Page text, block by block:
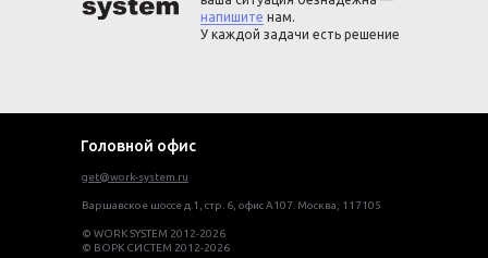
напишите нам.
У каждой задачи есть решение
get@work-system.ru
Варшавское шоссе д.1, стр. 6, офис А107. Москва, 117105
© WORK SYSTEM 2012-2026
© ВОРК СИСТЕМ 2012-2026
Головной офис